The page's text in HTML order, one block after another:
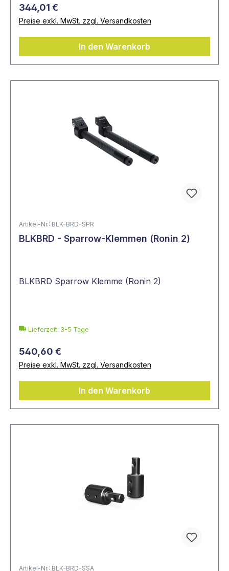
344,01 €
Preise exkl. MwSt. zzgl. Versandkosten
In den Warenkorb
Artikel-Nr.: BLK-BRD-SPR
BLKBRD - Sparrow-Klemmen (Ronin 2)
BLKBRD Sparrow Klemme (Ronin 2)
Lieferzeit: 3-5 Tage
540,60 €
Preise exkl. MwSt. zzgl. Versandkosten
In den Warenkorb
Artikel-Nr.: BLK-BRD-SSA